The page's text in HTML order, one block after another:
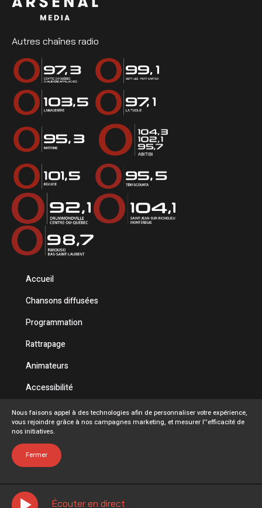
Écouter en direct
Autres chaînes radio
Accueil
Chansons diffusées
Programmation
Rattrapage
Animateurs
Accessibilité
Politique de confidentialité
Conditions d'utilisation
FAQ
Nous faisons appel à des technologies afin de personnaliser votre expérience,
vous rejoindre grâce à nos campagnes marketing, et mesurer l''efficacité de
nos initiatives.
Fermer